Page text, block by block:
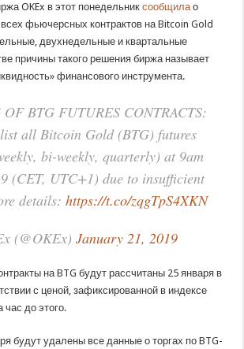
OKEx в этот понедельниксообщилао
фьючерсных контрактов на Bitcoin Gold
двухнедельные и квартальные
причины такого решения биржа называет
финансового инструмента.
BTG FUTURES CONTRACTS:
all Bitcoin Gold (BTG) futures
bi-weekly, quarterly) at 9am
(CET, UTC+1) due to insufficient
details: https://t.co/zqgTpS4XKN
(@OKEx)January 21, 2019
на BTG будут рассчитаны 25 января в
с ценой, зафиксированной в индексе
час до этого.
будут удалены все данные о торгах по BTG-